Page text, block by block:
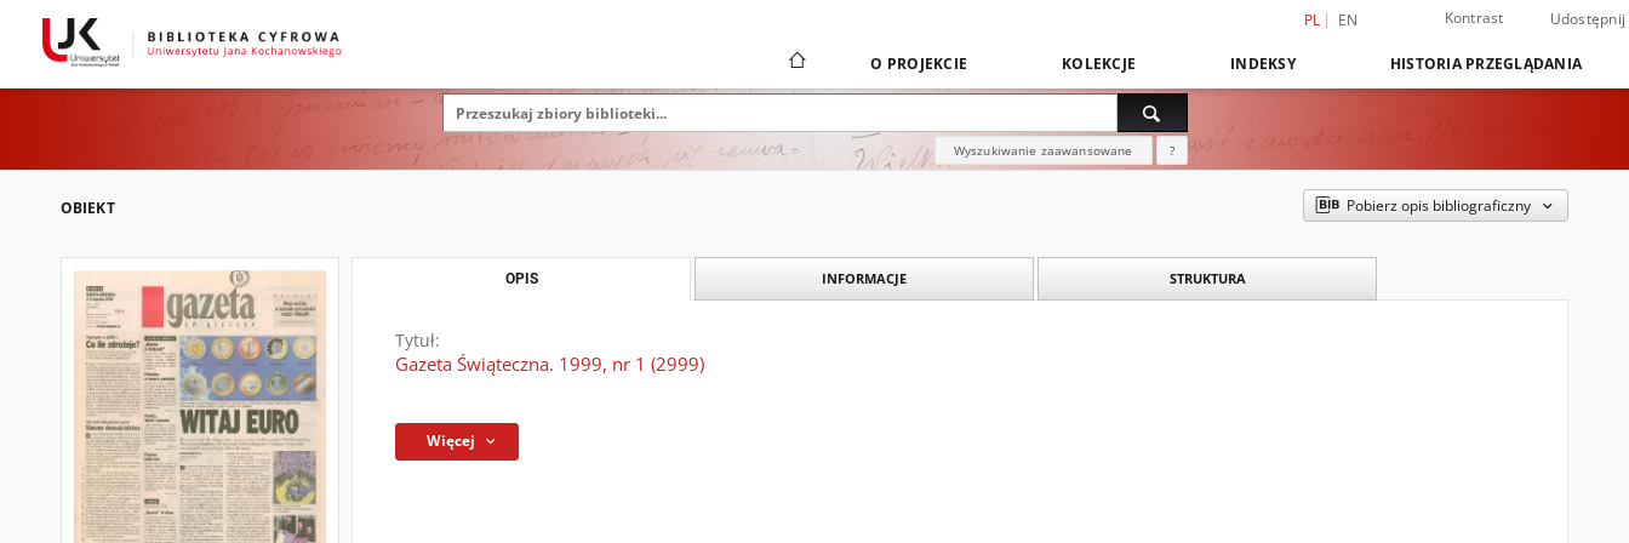
PL EN Kontrast Udostępnij
O PROJEKCIE KOLEKCJE INDEKSY HISTORIA PRZEGLĄDANIA
Wyszukiwanie zaawansowane ?
OBIEKT Pobierz opis bibliograficzny
OPIS INFORMACJE STRUKTURA
Tytuł:
Gazeta Świąteczna. 1999, nr 1 (2999)
Więcej